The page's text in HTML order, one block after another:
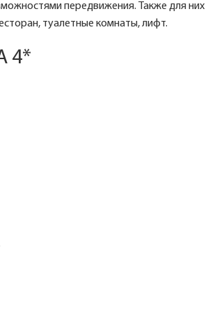
передвижения. Также для них
туалетные комнаты, лифт.
4*